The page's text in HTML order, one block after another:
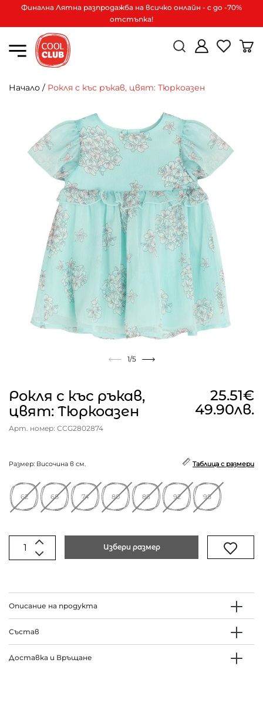
Финална Лятна разпродажба на всичко онлайн - с до -70%
отстъпка!
Начало / Рокля с къс ръкав, цвят: Тюркоазен
1/5
Рокля с къс ръкав,
цвят: Тюркоазен
Арт. номер: CCG2802874
25.51€
49.90лв.
Размер: Височина в см. Таблица с размери
62 68 74 80 86 92 98
Избери размер
Описание на продукта
Състав
Доставка и Връщане